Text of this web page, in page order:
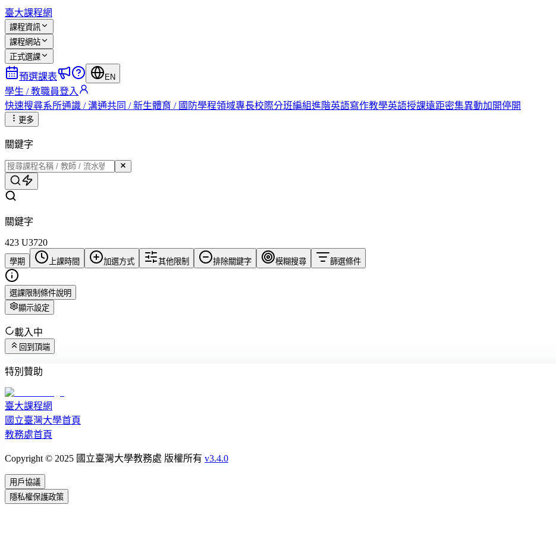
臺大課程網
課程資訊
課程網站
正式選課
預選課表 EN
學生 / 教職員登入
快速搜尋系所通識 / 溝通共同 / 新生體育 / 國防學程領域專長校際分班編組進階英語寫作教學英語授課遠距密集異動加開停開
更多
關鍵字
關鍵字
423 U3720
學期 上課時間 加選方式 其他限制 排除關鍵字 模糊搜尋 篩選條件
選課限制條件說明
顯示設定
載入中
回到頂端
特別贊助
臺大課程網
國立臺灣大學首頁
教務處首頁
Copyright © 2025 國立臺灣大學教務處 版權所有 v3.4.0
用戶協議
隱私權保護政策